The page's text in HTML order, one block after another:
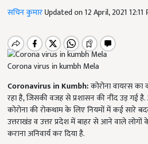
सचिन कुमारUpdated on 12 April, 2021 12:11
Corona virus in kumbh Mela
Coronavirus in Kumbh:कोरोना वायरस का
रहा है, जिसकी वजह से प्रशासन की नींद उड़ गई
कोरोना की रोकथाम के लिए नियमों में कई सारे
उत्तराखंड व उत्तर प्रदेश में बाहर से आने वाले लोगों
कराना अनिवार्य कर दिया है.